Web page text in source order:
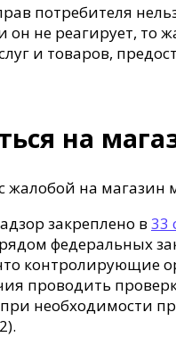
потребителя
он не реагирует,
и товаров,
на
жалобой на
закреплено в 33
федеральных
проводить
необходимости